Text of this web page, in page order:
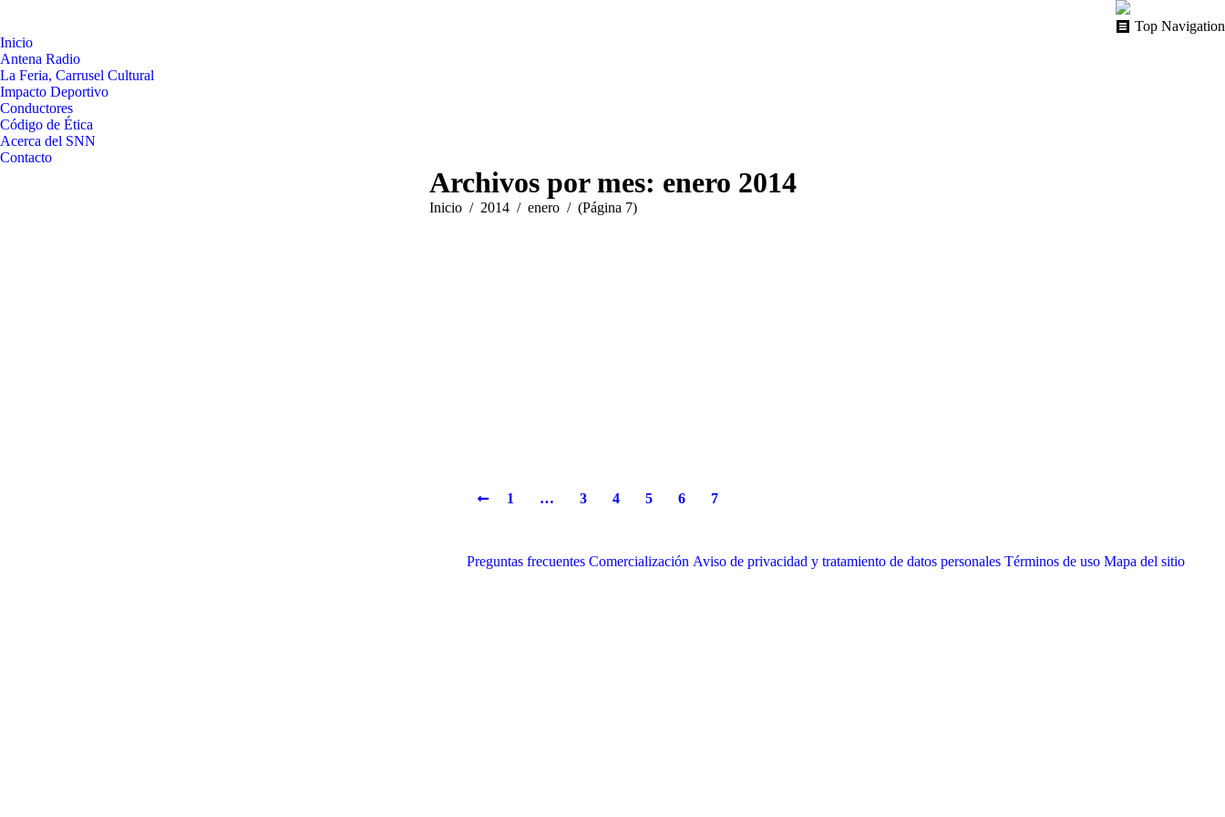
Top Navigation
Inicio
Antena Radio
La Feria, Carrusel Cultural
Impacto Deportivo
Conductores
Código de Ética
Acerca del SNN
Contacto
Archivos por mes: enero 2014
Estás aquí:
Inicio 2014 enero (Página 7)
1 … 3 4 5 6 7
Preguntas frecuentes Comercialización Aviso de privacidad y tratamiento de datos personales Términos de uso Mapa del sitio